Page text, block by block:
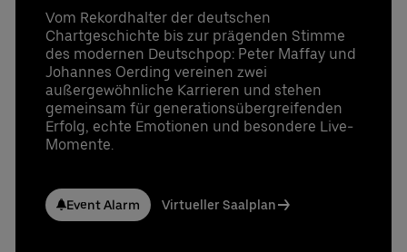
Vom Rekordhalter der deutschen
Chartgeschichte bis zur prägenden Stimme
des modernen Deutschpop: Peter Maffay und
Johannes Oerding vereinen zwei
außergewöhnliche Karrieren und stehen
gemeinsam für generationsübergreifenden
Erfolg, echte Emotionen und besondere Live-
Momente.
Event Alarm Virtueller Saalplan